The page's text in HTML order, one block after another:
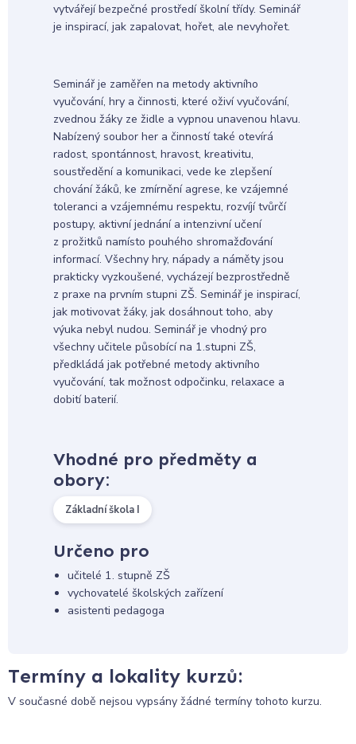
vytvářejí bezpečné prostředí školní třídy. Seminář
je inspirací, jak zapalovat, hořet, ale nevyhořet.
Seminář je zaměřen na metody aktivního
vyučování, hry a činnosti, které oživí vyučování,
zvednou žáky ze židle a vypnou unavenou hlavu.
Nabízený soubor her a činností také otevírá
radost, spontánnost, hravost, kreativitu,
soustředění a komunikaci, vede ke zlepšení
chování žáků, ke zmírnění agrese, ke vzájemné
toleranci a vzájemnému respektu, rozvíjí tvůrčí
postupy, aktivní jednání a intenzivní učení
z prožitků namísto pouhého shromažďování
informací. Všechny hry, nápady a náměty jsou
prakticky vyzkoušené, vycházejí bezprostředně
z praxe na prvním stupni ZŠ. Seminář je inspirací,
jak motivovat žáky, jak dosáhnout toho, aby
výuka nebyl nudou. Seminář je vhodný pro
všechny učitele působící na 1.stupni ZŠ,
předkládá jak potřebné metody aktivního
vyučování, tak možnost odpočinku, relaxace a
dobití baterií.
Vhodné pro předměty a
obory:
Základní škola I
Určeno pro
učitelé 1. stupně ZŠ
vychovatelé školských zařízení
asistenti pedagoga
Termíny a lokality kurzů:
V současné době nejsou vypsány žádné termíny tohoto kurzu.